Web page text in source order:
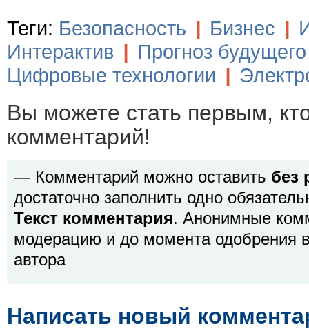
Теги: Безопасность | Бизнес |
Интерактив | Прогноз будущего
Цифровые технологии |
Вы можете стать первым,
комментарий!
— Комментарий можно оставить без
достаточно заполнить одно
Текст комментария. Анонимные
модерацию и до момента одобрения
автора
Написать новый